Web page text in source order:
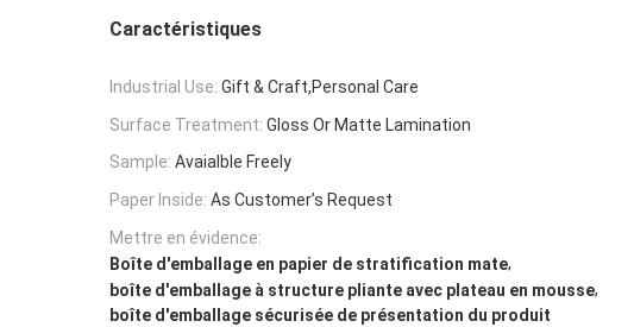
Caractéristiques
Industrial Use: Gift & Craft,Personal Care
Surface Treatment: Gloss Or Matte Lamination
Sample: Avaialble Freely
Paper Inside: As Customer’s Request
Mettre en évidence:
Boîte d'emballage en papier de stratification mate,
boîte d'emballage à structure pliante avec plateau en mousse,
boîte d'emballage sécurisée de présentation du produit